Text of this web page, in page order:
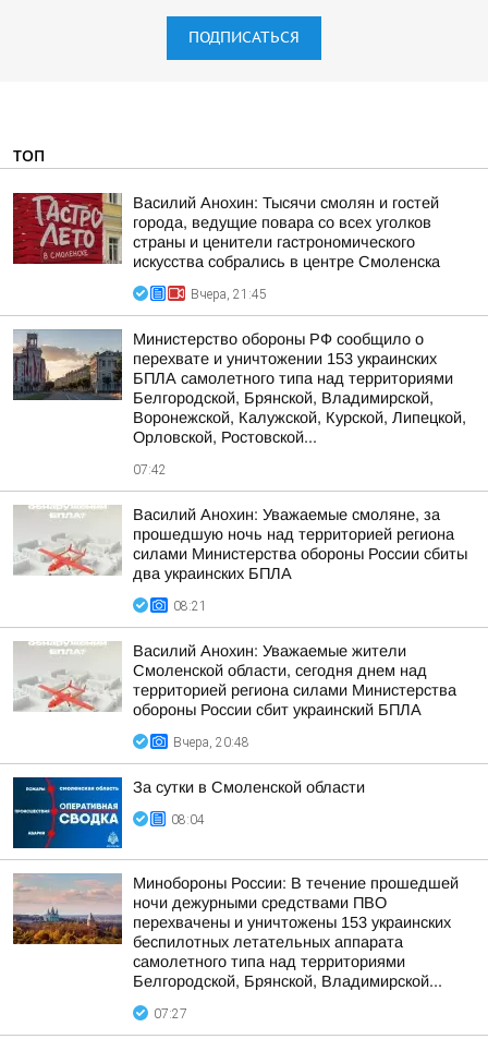
ПОДПИСАТЬСЯ
ТОП
Василий Анохин: Тысячи смолян и гостей
города, ведущие повара со всех уголков
страны и ценители гастрономического
искусства собрались в центре Смоленска
Вчера, 21:45
Министерство обороны РФ сообщило о
перехвате и уничтожении 153 украинских
БПЛА самолетного типа над территориями
Белгородской, Брянской, Владимирской,
Воронежской, Калужской, Курской, Липецкой,
Орловской, Ростовской...
07:42
Василий Анохин: Уважаемые смоляне, за
прошедшую ночь над территорией региона
силами Министерства обороны России сбиты
два украинских БПЛА
08:21
Василий Анохин: Уважаемые жители
Смоленской области, сегодня днем над
территорией региона силами Министерства
обороны России сбит украинский БПЛА
Вчера, 20:48
За сутки в Смоленской области
08:04
Минобороны России: В течение прошедшей
ночи дежурными средствами ПВО
перехвачены и уничтожены 153 украинских
беспилотных летательных аппарата
самолетного типа над территориями
Белгородской, Брянской, Владимирской...
07:27